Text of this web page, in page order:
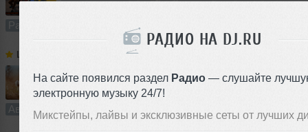
РАДИО НА DJ.RU
На сайте появился раздел Радио — слушайте
электронную музыку 24/7!
Микстейпы, лайвы и эксклюзивные сеты от лучших
Радио-шоу В плейлист (в 3 плейлистах)
Lykov / Лыков Dream On (Extended Mix) [Road Story Records]
5:28 918 раз 230
Авторский трек В плейлист